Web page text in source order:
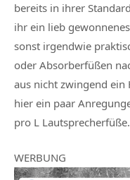
bereits in ihrer
ihr ein lieb
sonst irgendwie
oder Absorberfüßen
aus nicht zwingend ein
hier ein paar
pro L Lautsprecherfüße.
WERBUNG